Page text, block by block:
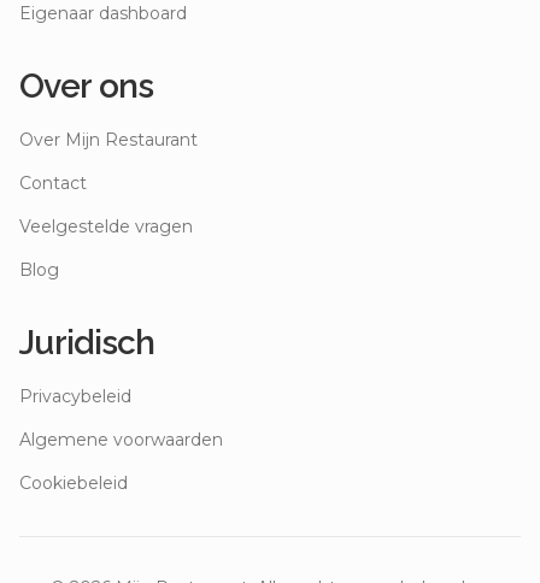
Eigenaar dashboard
Over ons
Over Mijn Restaurant
Contact
Veelgestelde vragen
Blog
Juridisch
Privacybeleid
Algemene voorwaarden
Cookiebeleid